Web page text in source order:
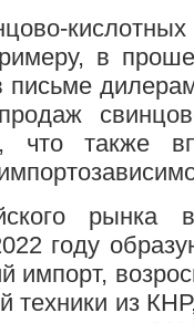
в
письме
что также
рынка
году
импорт,
техники из